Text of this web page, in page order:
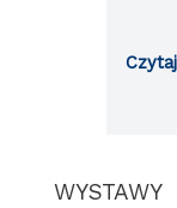
WYSTAWY